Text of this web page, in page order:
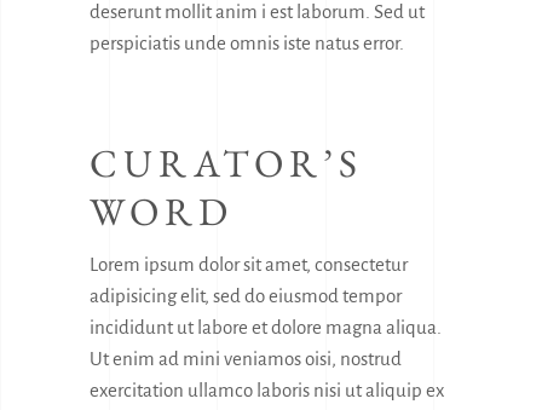
deserunt mollit anim i est laborum. Sed ut
perspiciatis unde omnis iste natus error.
CURATOR’S
WORD
Lorem ipsum dolor sit amet, consectetur
adipisicing elit, sed do eiusmod tempor
incididunt ut labore et dolore magna aliqua.
Ut enim ad mini veniamos oisi, nostrud
exercitation ullamco laboris nisi ut aliquip ex